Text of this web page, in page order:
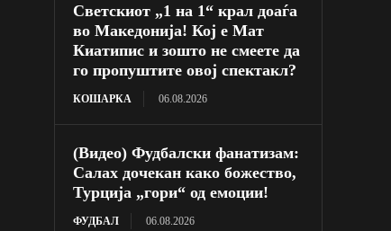
Светскиот „1 на 1“ крал доаѓа
во Македонија! Кој е Мат
Киатипис и зошто не смеете да
го пропуштите овој спектакл?
КОШАРКА 06.08.2026
(Видео) Фудбалски фанатизам:
Салах дочекан како божество,
Турција „гори“ од емоции!
ФУДБАЛ 06.08.2026